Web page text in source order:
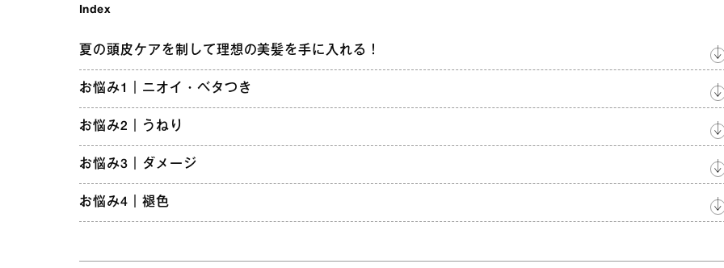
Index
夏の頭皮ケアを制して理想の美髪を手に入れる！
お悩み1｜ニオイ・ベタつき
お悩み2｜うねり
お悩み3｜ダメージ
お悩み4｜褪色